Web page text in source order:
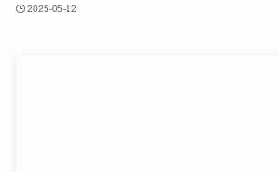
2025-05-12